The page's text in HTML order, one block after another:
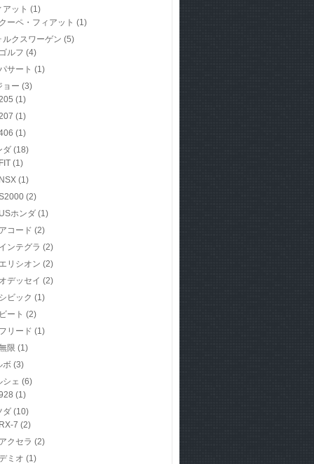
アット (1)
クーペ・フィアット (1)
ルクスワーゲン (5)
ゴルフ (4)
サート (1)
ョー (3)
(1)
(1)
(1)
ダ (18)
FIT (1)
NSX (1)
(2)
USホンダ (1)
アコード (2)
インテグラ (2)
エリシオン (2)
オデッセイ (2)
シビック (1)
ビート (2)
フリード (1)
限 (1)
ボ (3)
シェ (6)
(1)
ダ (10)
RX-7 (2)
アクセラ (2)
ミオ (1)